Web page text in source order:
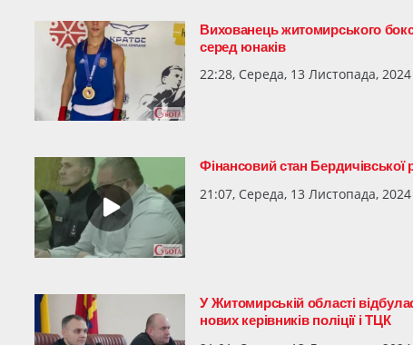
Вихованець житомирського
серед юнаків
22:28, Середа, 13 Листопада, 2024
Фінансовий стан Бердичівської
21:07, Середа, 13 Листопада, 2024
У Житомирській області
нових керівників поліції і ТЦК